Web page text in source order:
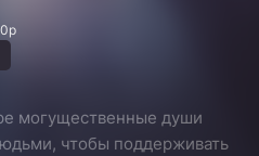
могущественные души
чтобы поддерживать